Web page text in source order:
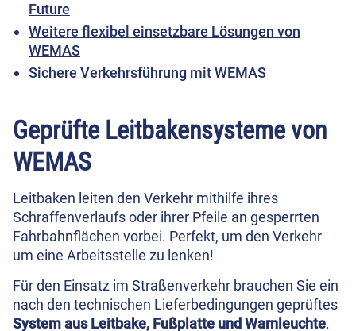
Future
Weitere flexibel einsetzbare Lösungen von
WEMAS
Sichere Verkehrsführung mit WEMAS
Geprüfte Leitbakensysteme von
WEMAS
Leitbaken leiten den Verkehr mithilfe ihres
Schraffenverlaufs oder ihrer Pfeile an gesperrten
Fahrbahnflächen vorbei. Perfekt, um den Verkehr
um eine Arbeitsstelle zu lenken!
Für den Einsatz im Straßenverkehr brauchen Sie ein
nach den technischen Lieferbedingungen geprüftes
System aus Leitbake, Fußplatte und Warnleuchte.